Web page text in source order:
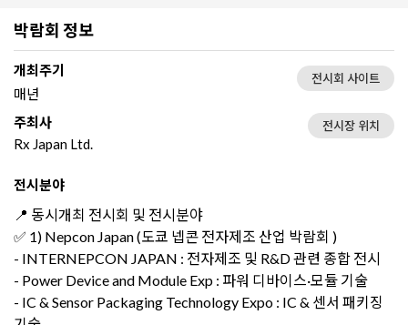
박람회 정보
개최주기
매년
전시회 사이트
주최사
Rx Japan Ltd.
전시장 위치
전시분야
📍 동시개최 전시회 및 전시분야
✅ 1) Nepcon Japan (도쿄 넵콘 전자제조 산업 박람회 )
- INTERNEPCON JAPAN : 전자제조 및 R&D 관련 종합 전시
- Power Device and Module Exp : 파워 디바이스·모듈 기술
- IC & Sensor Packaging Technology Expo : IC & 센서 패키징